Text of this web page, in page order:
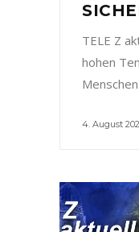
TELE Z
hohen
4. August